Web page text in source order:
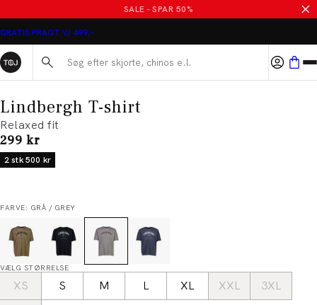
SALE - SPAR 50%
GRATIS FRAGT V/ 499,-
Søg her...
Lindbergh T-shirt
Relaxed fit
I alt (inkl. rabat)
299 kr
2 stk 500 kr
FARVE: GRÅ / GREY
VÆLG STØRRELSE
XS S M L XL XXL
3XL